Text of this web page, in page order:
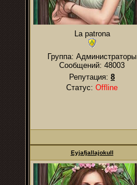
La patrona
Группа: Администраторы
Сообщений: 48003
Репутация: 8
Статус: Offline
Eyjafjallajokull